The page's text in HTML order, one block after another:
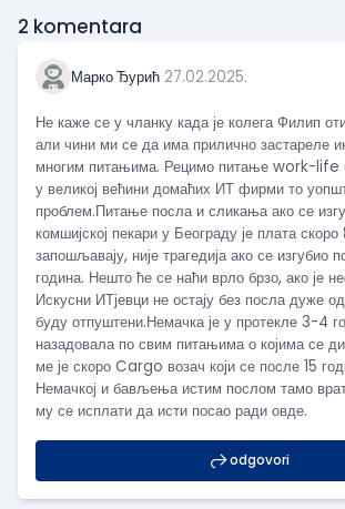
2 komentara
Марко Ђурић 27.02.2025.
Не каже се у чланку када је колега Филип
али чини ми се да има прилично застареле
многим питањима. Рецимо питање work-life
у великој већини домаћих ИТ фирми то
проблем.Питање посла и сликања ако се
комшијској пекари у Београду је плата
запошљавају, није трагедија ако се изгубио
година. Нешто ће се наћи врло брзо, ако је
Искусни ИТјевци не остају без посла дуже
буду отпуштени.Немачка је у протекле 3-4
назадовала по свим питањима о којима се
ме је скоро Cargo возач који се после 15
Немачкој и бављења истим послом тамо
му се исплати да исти посао ради овде.
odgovori